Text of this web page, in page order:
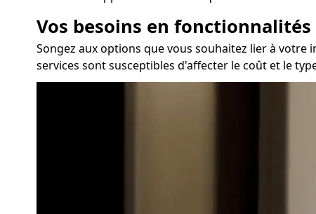
Vos besoins en
Songez aux options que vous souhaitez lier à votre
services sont susceptibles d'affecter le coût et le